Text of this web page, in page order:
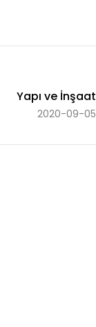
Yapı ve İnşaat
2020-09-05